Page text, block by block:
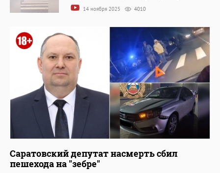
14 ноября 2025 4010
Саратовский депутат насмерть сбил
пешехода на "зебре"